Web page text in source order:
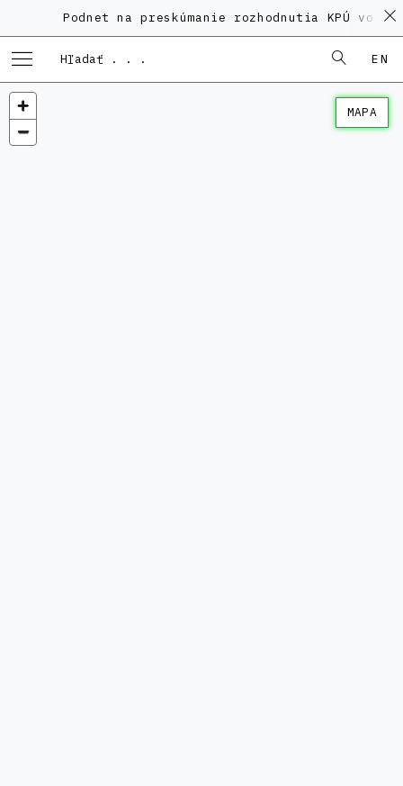
Podnet na preskúmanie rozhodnutia KPÚ vo
EN
MAPA